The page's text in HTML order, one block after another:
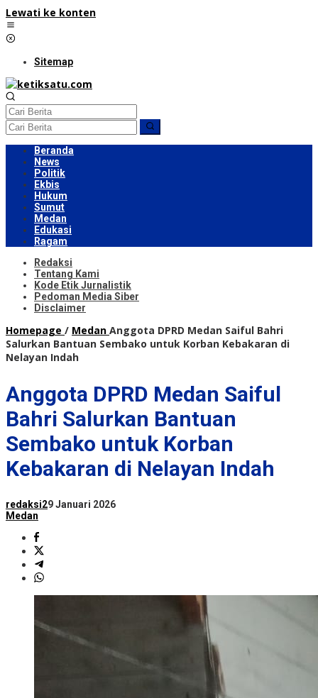
Lewati ke konten
Sitemap
Beranda
News
Politik
Ekbis
Hukum
Sumut
Medan
Edukasi
Ragam
Redaksi
Tentang Kami
Kode Etik Jurnalistik
Pedoman Media Siber
Disclaimer
Homepage / Medan Anggota DPRD Medan Saiful Bahri
Salurkan Bantuan Sembako untuk Korban Kebakaran di
Nelayan Indah
Anggota DPRD Medan Saiful
Bahri Salurkan Bantuan
Sembako untuk Korban
Kebakaran di Nelayan Indah
redaksi29 Januari 2026
Medan